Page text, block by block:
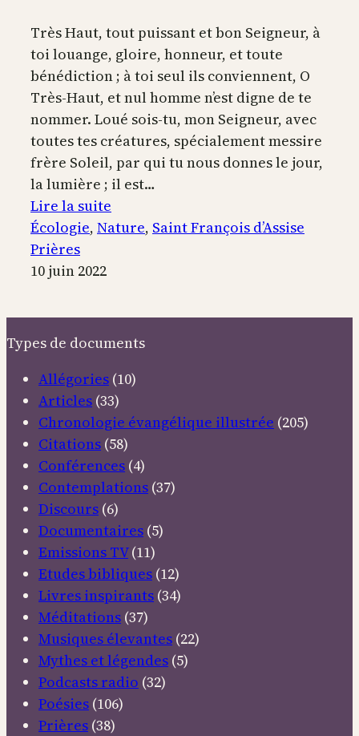
Très Haut, tout puissant et bon Seigneur, à
toi louange, gloire, honneur, et toute
bénédiction ; à toi seul ils conviennent, O
Très-Haut, et nul homme n’est digne de te
nommer. Loué sois-tu, mon Seigneur, avec
toutes tes créatures, spécialement messire
frère Soleil, par qui tu nous donnes le jour,
la lumière ; il est…
Lire la suite
Le
Soleil
Écologie, Nature, Saint François d’Assise
Prières
10 juin 2022
Types de documents
Allégories (10)
Articles (33)
Chronologie évangélique illustrée (205)
Citations (58)
Conférences (4)
Contemplations (37)
Discours (6)
Documentaires (5)
Emissions TV(11)
Etudes bibliques (12)
Livres inspirants (34)
Méditations (37)
Musiques élevantes (22)
Mythes et légendes (5)
Podcasts radio (32)
Poésies (106)
Prières (38)